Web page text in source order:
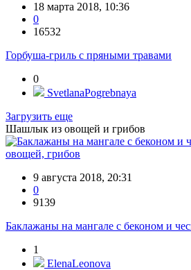
18 марта 2018, 10:36
0
16532
Горбуша-гриль с пряными травами
0
SvetlanaPogrebnaya
Загрузить еще
Шашлык из овощей и грибов
овощей, грибов
9 августа 2018, 20:31
0
9139
Баклажаны на мангале с беконом и
1
ElenaLeonova